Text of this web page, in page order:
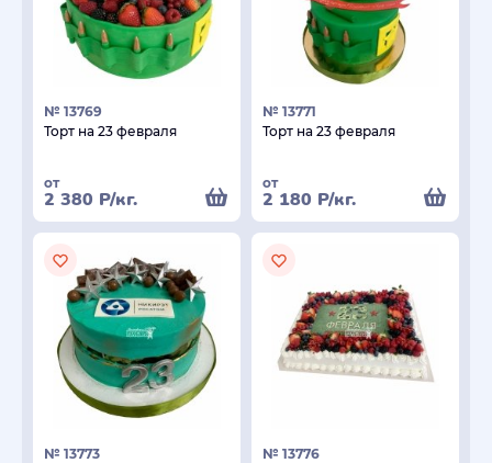
№ 13769
Торт на 23 февраля
от
2 380 Р/кг.
№ 13771
Торт на 23 февраля
от
2 180 Р/кг.
№ 13773
№ 13776